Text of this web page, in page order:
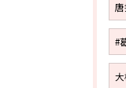
#